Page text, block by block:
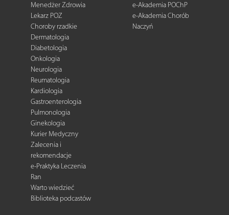
Menedżer Zdrowia
Lekarz POZ
Choroby rzadkie
Dermatologia
Diabetologia
Onkologia
Neurologia
Reumatologia
Kardiologia
Gastroenterologia
Pulmonologia
Ginekologia
Kurier Medyczny
Zalecenia i
rekomendacje
e-Praktyka Leczenia
Ran
Warto wiedzieć
Biblioteka podcastów
e-Akademia POChP
e-Akademia Chorób
Naczyń